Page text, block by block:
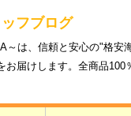
フブログ
～は、信頼と安心の"格安
お届けします。全商品100